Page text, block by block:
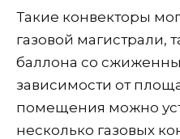
Такие конвекторы
газовой магистрали,
баллона со
зависимости от
помещения можно
несколько газовых